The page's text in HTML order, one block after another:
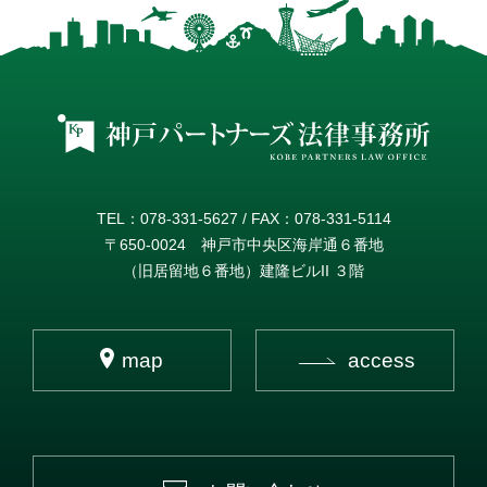
TEL：078-331-5627 / FAX：078-331-5114
〒650-0024 神戸市中央区海岸通６番地
（旧居留地６番地）建隆ビルII ３階
map access